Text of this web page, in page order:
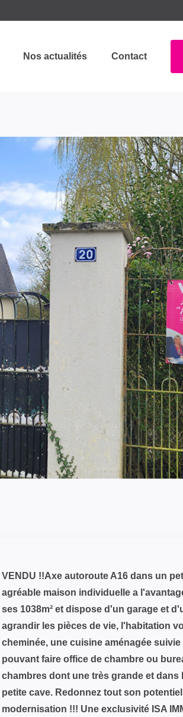
Nos actualités Contact
VENDU !!Axe autoroute A16 dans un
agréable maison individuelle a
ses 1038m² et dispose d'un garage et
agrandir les pièces de vie, l'habitation
cheminée, une cuisine aménagée
pouvant faire office de chambre ou
chambres dont une très grande et
petite cave. Redonnez tout son
modernisation !!! Une exclusivité ISA